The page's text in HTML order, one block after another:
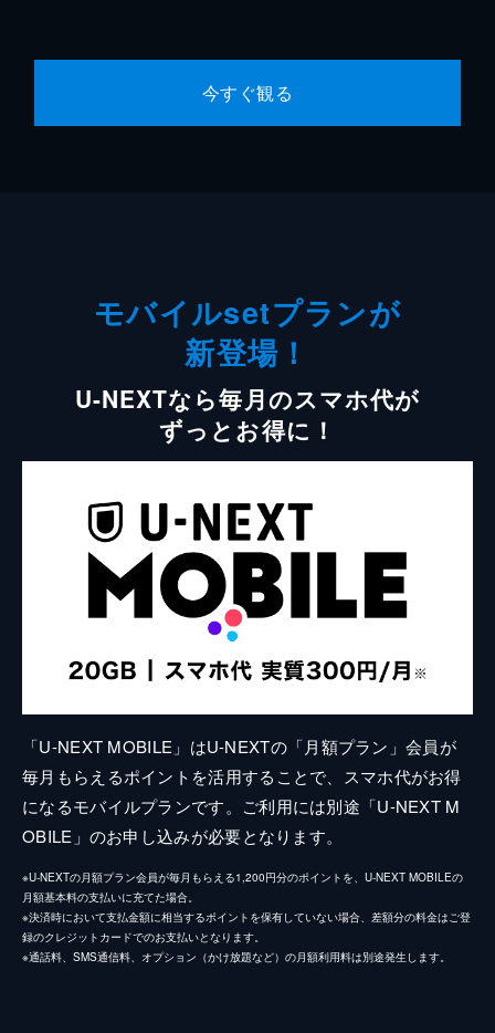
今すぐ観る
モバイルsetプランが
新登場！
U-NEXTなら毎月のスマホ代が
ずっとお得に！
「U-NEXT MOBILE」はU-NEXTの「月額プラン」会員が
毎月もらえるポイントを活用することで、スマホ代がお得
になるモバイルプランです。ご利用には別途「U-NEXT M
OBILE」のお申し込みが必要となります。
※U-NEXTの月額プラン会員が毎月もらえる1,200円分のポイントを、U-NEXT MOBILEの
月額基本料の支払いに充てた場合。
※決済時において支払金額に相当するポイントを保有していない場合、差額分の料金はご登
録のクレジットカードでのお支払いとなります。
※通話料、SMS通信料、オプション（かけ放題など）の月額利用料は別途発生します。